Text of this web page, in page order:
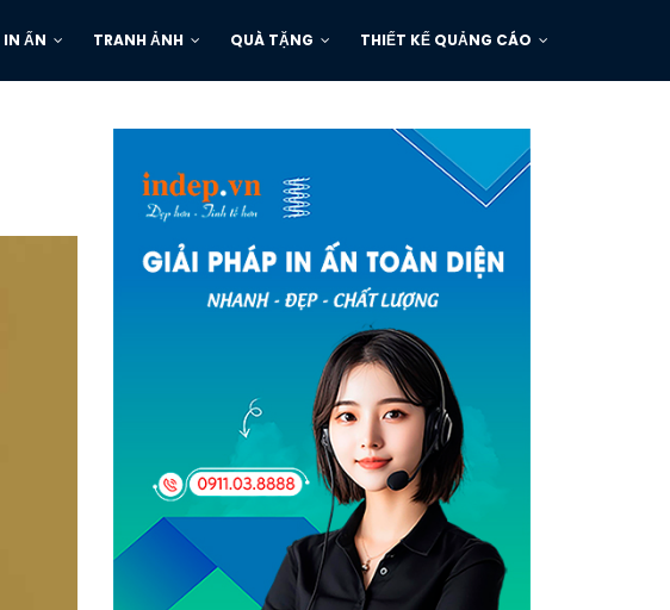
IN ẤN TRANH ẢNH QUÀ TẶNG THIẾT KẾ QUẢNG CÁO